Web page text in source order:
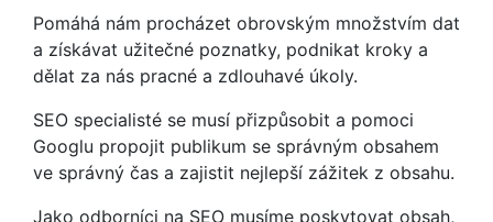
Pomáhá nám procházet obrovským množstvím dat
a získávat užitečné poznatky, podnikat kroky a
dělat za nás pracné a zdlouhavé úkoly.
SEO specialisté se musí přizpůsobit a pomoci
Googlu propojit publikum se správným obsahem
ve správný čas a zajistit nejlepší zážitek z obsahu.
Jako odborníci na SEO musíme poskytovat obsah,